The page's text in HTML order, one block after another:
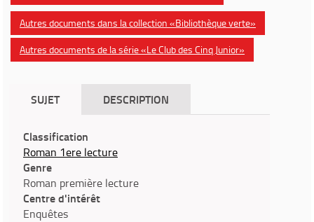
Autres documents dans la collection «Bibliothèque verte»
Autres documents de la série «Le Club des Cinq Junior»
SUJET DESCRIPTION
Classification
Roman 1ere lecture
Genre
Roman première lecture
Centre d'intérêt
Enquêtes